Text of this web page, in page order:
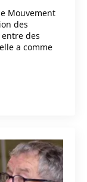
Mouvement
des
des
a comme